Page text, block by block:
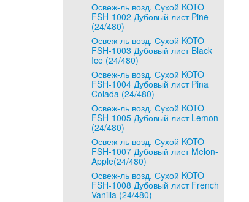
Освеж-ль возд. Сухой KOTO
FSH-1002 Дубовый лист Pine
(24/480)
Освеж-ль возд. Сухой KOTO
FSH-1003 Дубовый лист Black
Ice (24/480)
Освеж-ль возд. Сухой KOTO
FSH-1004 Дубовый лист Pina
Colada (24/480)
Освеж-ль возд. Сухой KOTO
FSH-1005 Дубовый лист Lemon
(24/480)
Освеж-ль возд. Сухой KOTO
FSH-1007 Дубовый лист Melon-
Apple(24/480)
Освеж-ль возд. Сухой KOTO
FSH-1008 Дубовый лист French
Vanilla (24/480)